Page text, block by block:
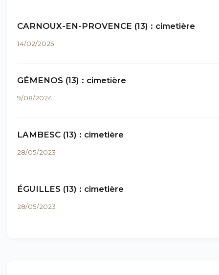
CARNOUX-EN-PROVENCE (13) : cimetière
14/02/2025
GÉMENOS (13) : cimetière
9/08/2024
LAMBESC (13) : cimetière
28/05/2023
ÉGUILLES (13) : cimetière
28/05/2023